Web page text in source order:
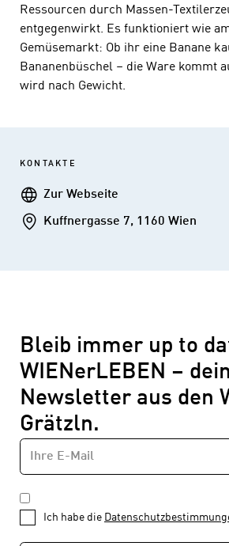
Ressourcen durch Massen-
entgegenwirkt. Es funktioniert wie
Gemüsemarkt: Ob ihr eine Banane
Bananenbüschel – die Ware kommt
wird nach Gewicht.
KONTAKTE
WebseiteZur Webseite
AddresseKuffnergasse 7, 1160 Wien
Bleib immer up to
WIENerLEBEN –
Newsletter aus den
Grätzln.
Newsletter
1
von
1
E-
MAIL-
ADRESSE
DATENSCHUTZBESTIMMUNGEN
*
Ich habe die